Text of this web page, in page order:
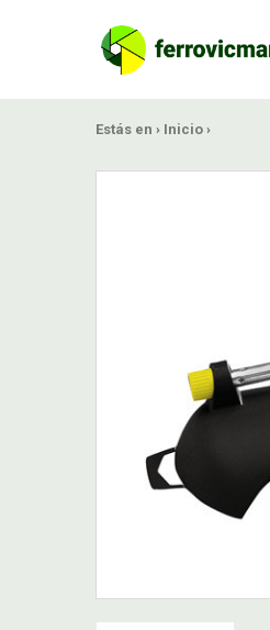
Estás en › Inicio ›